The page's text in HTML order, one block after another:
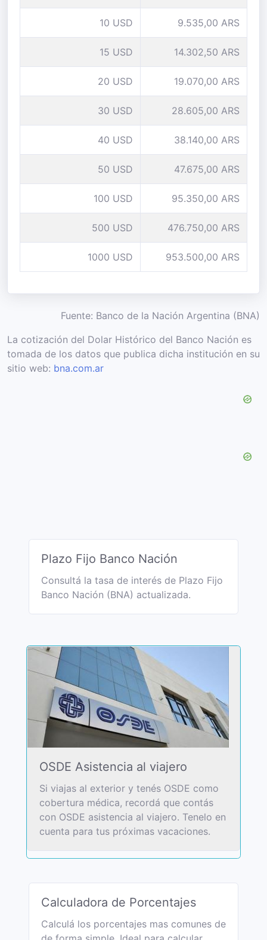
10 USD 9.535,00 ARS
15 USD 14.302,50 ARS
20 USD 19.070,00 ARS
30 USD 28.605,00 ARS
40 USD 38.140,00 ARS
50 USD 47.675,00 ARS
100 USD 95.350,00 ARS
500 USD 476.750,00 ARS
1000 USD 953.500,00 ARS
Fuente: Banco de la Nación Argentina (BNA)
La cotización del Dolar Histórico del Banco Nación es
tomada de los datos que publica dicha institución en su
sitio web: bna.com.ar
Plazo Fijo Banco Nación
Consultá la tasa de interés de Plazo Fijo
Banco Nación (BNA) actualizada.
OSDE Asistencia al viajero
Si viajas al exterior y tenés OSDE como
cobertura médica, recordá que contás
con OSDE asistencia al viajero. Tenelo en
cuenta para tus próximas vacaciones.
Calculadora de Porcentajes
Calculá los porcentajes mas comunes de